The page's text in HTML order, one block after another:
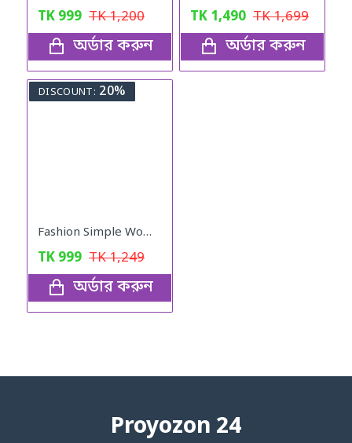
TK 999 TK1,200
অর্ডার করুন
TK 1,490 TK1,699
অর্ডার করুন
DISCOUNT: 20%
Fashion Simple Women Watches With Bracelet Set Quartz Wristwatch Shiny Stone Red Colour
TK 999 TK1,249
অর্ডার করুন
Proyozon 24